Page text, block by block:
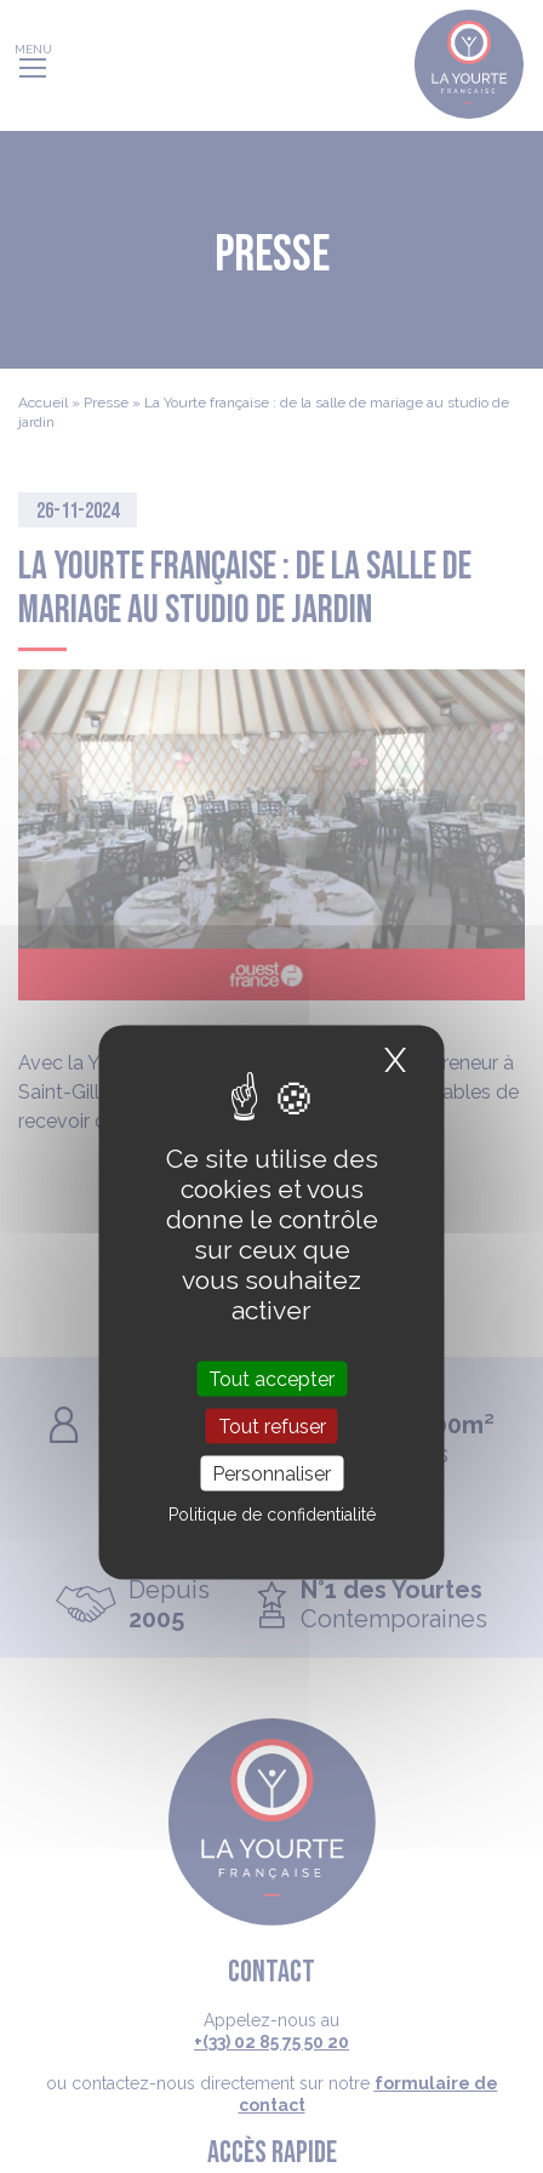
Presse
Accueil » Presse » La Yourte française : de la salle de mariage au studio de
jardin
26-11-2024
La Yourte française : de la salle de
mariage au studio de jardin
Avec la Yourte française, Thierry Rouelle, entrepreneur à
Saint-Gilles-Croix-de-Vie, vend des yourtes capables de
recevoir du public.
LIRE L’ARTICLE
299 personnes
17 à 100m²
et plus
Livraison et montage
Depuis
2005
N°1 des Yourtes
Contemporaines
CONTACT
Appelez-nous au
+(33) 02 85 75 50 20
ou contactez-nous directement sur notre formulaire de
contact
ACCÈS RAPIDE
Ce site utilise des
cookies et vous
donne le contrôle
sur ceux que
vous souhaitez
activer
Tout accepter
Tout refuser
Personnaliser
Politique de confidentialité
X